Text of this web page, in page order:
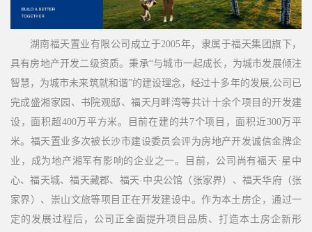
湖南福天置业有限公司成立于2005年，隶属于福天集团旗下，
具有房地产开发二级资质。秉承“与城市一起成长，为城市发展倾注
智慧，为城市未来筑就和谐”的建设理念，经过十多年的发展,公司已
完成盛湘家园、书院观邸、福天月畔湾等共计十余个项目的开发建
设，面积超400万平方米。目前在建的共7个项目，面积近300万平
米。福天置业多次被长沙市建设委员会评为房地产开发诚信金牌企
业，成为地产湘军有影响的企业之一。目前，公司尚有福天·星中
心、福天城、福天藏郡、福天·中央公馆（张家界）、福天华府（张
家界）、崇山文旅等项目正在开发建设中。作为本土房企，通过一
定的发展过程后，公司正全面提升项目品质、打造本土房企新形